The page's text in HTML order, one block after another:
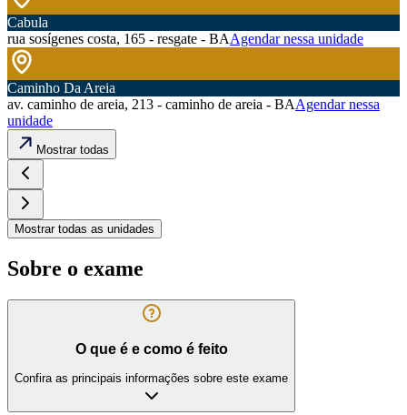
Cabula
rua sosígenes costa, 165 - resgate - BAAgendar nessa unidade
Caminho Da Areia
av. caminho de areia, 213 - caminho de areia - BAAgendar nessa
unidade
Mostrar todas
Mostrar todas as unidades
Sobre o exame
O que é e como é feito
Confira as principais informações sobre este exame